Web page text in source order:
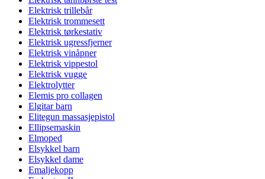
Elektrisk trillebår
Elektrisk trommesett
Elektrisk tørkestativ
Elektrisk ugressfjerner
Elektrisk vinåpner
Elektrisk vippestol
Elektrisk vugge
Elektrolytter
Elemis pro collagen
Elgitar barn
Elitegun massasjepistol
Ellipsemaskin
Elmoped
Elsykkel barn
Elsykkel dame
Emaljekopp